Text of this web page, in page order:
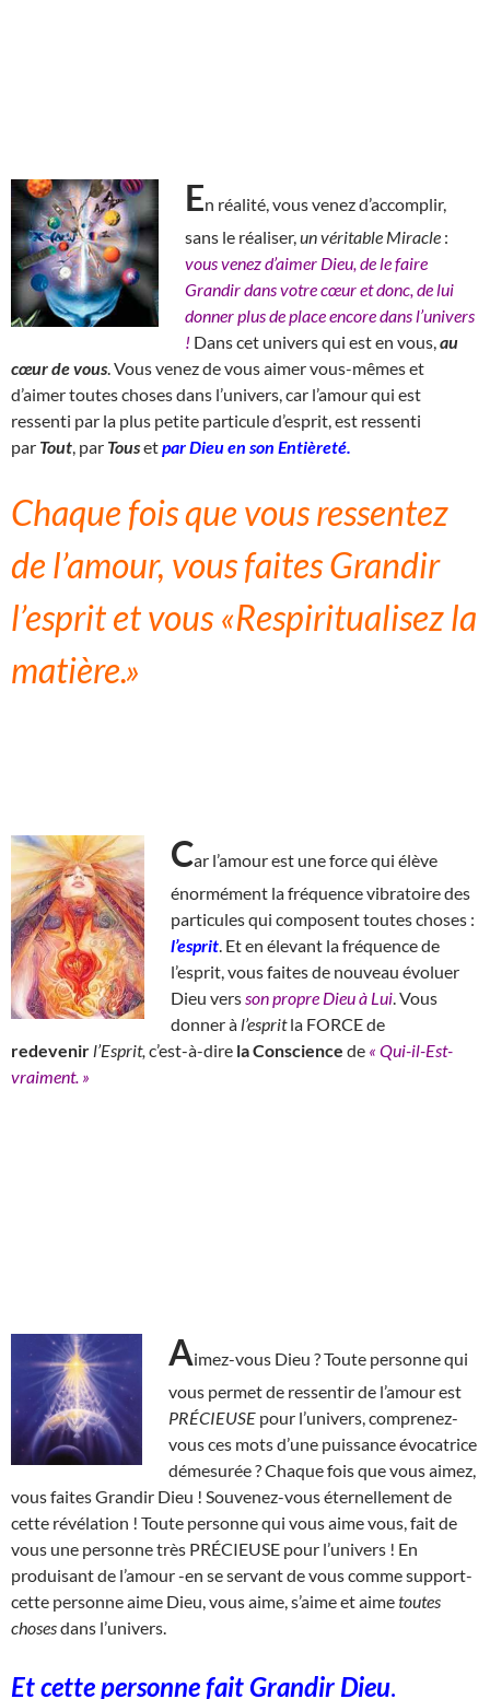
En réalité, vous venez d’accomplir,
sans le réaliser, un véritable Miracle :
vous venez d’aimer Dieu, de le faire
Grandir dans votre cœur et donc, de lui
donner plus de place encore dans l’univers
! Dans cet univers qui est en vous, au
cœur de vous . Vous venez de vous aimer vous-mêmes et
d’aimer toutes choses dans l’univers, car l’amour qui est
ressenti par la plus petite particule d’esprit, est ressenti
par Tout , par Tousetpar Dieu en son Entièreté.
Chaque fois que vous ressentez
de l’amour, vous faites Grandir
l’esprit et vous «Respiritualisez la
matière.»
Car l’amour est une force qui élève
énormément la fréquence vibratoire des
particules qui composent toutes choses :
l’esprit . Et en élevant la fréquence de
l’esprit, vous faites de nouveau évoluer
Dieu vers son propre Dieu à Lui . Vous
donner à l’espritla FORCE de
redevenir l’Esprit, c’est-à-dire la Conscience de « Qui-il-Est-
vraiment. »
Aimez-vous Dieu ? Toute personne qui
vous permet de ressentir de l’amour est
PRÉCIEUSE pour l’univers, comprenez-
vous ces mots d’une puissance évocatrice
démesurée ? Chaque fois que vous aimez,
vous faites Grandir Dieu ! Souvenez-vous éternellement de
cette révélation ! Toute personne qui vous aime vous, fait de
vous une personne très PRÉCIEUSE pour l’univers ! En
produisant de l’amour -en se servant de vous comme support-
cette personne aime Dieu, vous aime, s’aime et aimetoutes
chosesdans l’univers.
Et cette personne fait Grandir Dieu.